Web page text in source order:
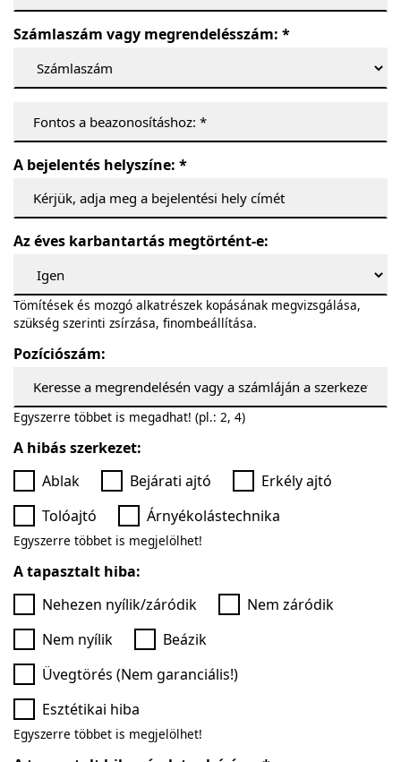
Számlaszám vagy megrendelésszám: *
A bejelentés helyszíne: *
Az éves karbantartás megtörtént-e:
Tömítések és mozgó alkatrészek kopásának megvizsgálása,
szükség szerinti zsírzása, finombeállítása.
Pozíciószám:
Egyszerre többet is megadhat! (pl.: 2, 4)
A hibás szerkezet:
Ablak
Bejárati ajtó
Erkély ajtó
Tolóajtó
Árnyékolástechnika
Egyszerre többet is megjelölhet!
A tapasztalt hiba:
Nehezen nyílik/záródik
Nem záródik
Nem nyílik
Beázik
Üvegtörés (Nem garanciális!)
Esztétikai hiba
Egyszerre többet is megjelölhet!